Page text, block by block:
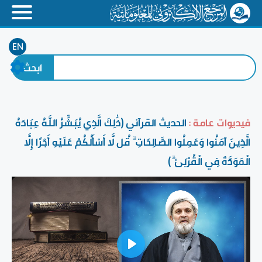
EN
فيديوات عامة :الحديث القرآني ﴿ذَٰلِكَ الَّذِي يُبَشِّرُ اللَّهُ عِبَادَهُ
الَّذِينَ آمَنُوا وَعَمِلُوا الصَّالِحَاتِ ۗ قُل لَّا أَسْأَلُكُمْ عَلَيْهِ أَجْرًا إِلَّا
الْمَوَدَّةَ فِي الْقُرْبَىٰ ۗ﴾
Play